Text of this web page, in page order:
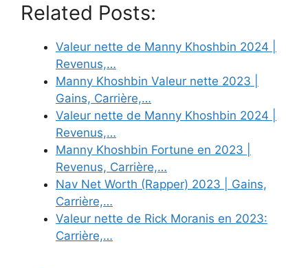
Related Posts:
Valeur nette de Manny Khoshbin 2024 |
Revenus,…
Manny Khoshbin Valeur nette 2023 |
Gains, Carrière,…
Valeur nette de Manny Khoshbin 2024 |
Revenus,…
Manny Khoshbin Fortune en 2023 |
Revenus, Carrière,…
Nav Net Worth (Rapper) 2023 | Gains,
Carrière,…
Valeur nette de Rick Moranis en 2023:
Carrière,…